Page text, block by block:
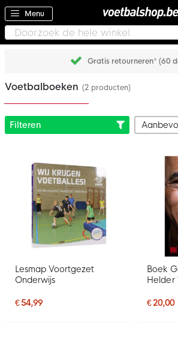
Menu
Gratis retourneren* (60
Voetbalboeken (2 producten)
Filteren
Lesmap Voortgezet
Onderwijs
€ 54,99
Boek
Helder
€ 20,00